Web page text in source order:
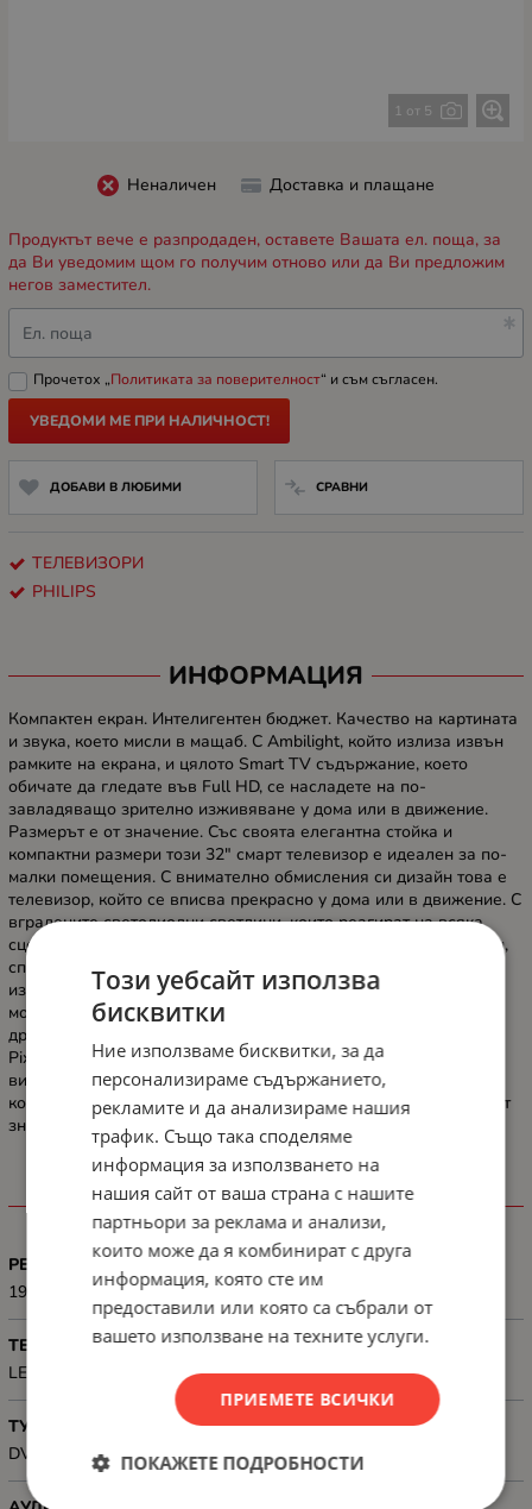
1 от 5
Неналичен Доставка и плащане
Продуктът вече е разпродаден, оставете Вашата ел. поща, за
да Ви уведомим щом го получим отново или да Ви предложим
негов заместител.
Ел. поща
Прочетох „Политиката за поверителност“ и съм съгласен.
УВЕДОМИ МЕ ПРИ НАЛИЧНОСТ!
ДОБАВИ В ЛЮБИМИ СРАВНИ
ТЕЛЕВИЗОРИ
PHILIPS
ИНФОРМАЦИЯ
Компактен екран. Интелигентен бюджет. Качество на картината
и звука, което мисли в мащаб. С Ambilight, който излиза извън
рамките на екрана, и цялото Smart TV съдържание, което
обичате да гледате във Full HD, се насладете на по-
завладяващо зрително изживяване у дома или в движение.
Размерът е от значение. Със своята елегантна стойка и
компактни размери този 32" смарт телевизор е идеален за по-
малки помещения. С внимателно обмисления си дизайн това е
телевизор, който се вписва прекрасно у дома или в движение. С
вградените светодиодни светлини, които реагират на всяка
сцена, Ambilight ви потапя в ореол от цветна светлина. Филми,
спортни събития, музикални клипове и игри се разпростират
извън рамките на екрана, за да ви въвлекат по-дълбоко в
момента. След като веднъж я изпитате, никога няма да искате
друг телевизор без тази технология. Острота на картината с
Pixel Plus. Дефинирани детайли за по-малкия екран. С пълна
висока разделителна способност и невероятна вибрация този
компактен LED телевизор показва как всеки малък детайл е от
значение.
ХАРАКТЕРИСТИКИ
РЕЗОЛЮЦИЯ
1920x1080
ТЕХНОЛОГИЯ
LED
ТУНЕР
DVB-T/T2/T2-HD/C/S/S2
Този уебсайт използва
бисквитки
Ние използваме бисквитки, за да
персонализираме съдържанието,
рекламите и да анализираме нашия
трафик. Също така споделяме
информация за използването на
нашия сайт от ваша страна с нашите
партньори за реклама и анализи,
които може да я комбинират с друга
информация, която сте им
предоставили или която са събрали от
вашето използване на техните услуги.
ПРИЕМЕТЕ ВСИЧКИ
ПОКАЖЕТЕ ПОДРОБНОСТИ